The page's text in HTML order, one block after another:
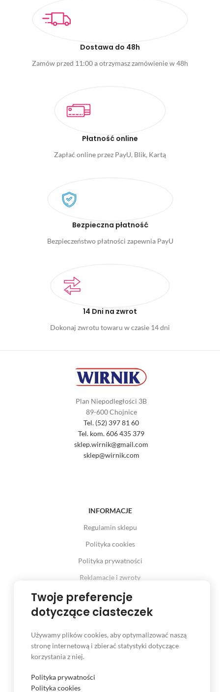
Dostawa do 48h
Zamów przed 11:00 a otrzymasz zamówienie w 48h
Płatność online
Zapłać online przez PayU, Blik, Kartą
Bezpieczna płatność
Bezpieczeństwo płatności zapewnia PayU
14 Dni na zwrot
Dokonaj zwrotu towaru w czasie 14 dni
Plan Niepodległości 3B
89-600 Chojnice
Tel. (52) 397 81 60
Tel. kom. 606 435 379
sklep.wirnik@gmail.com
sklep@wirnik.com
INFORMACJE
Regulamin sklepu
Polityka cookies
Polityka prywatności
Reklamacje i zwroty
Prawo odstąpienia od umowy
INFORMACJE
Twoje preferencje
dotyczące ciasteczek
Używamy plików cookies, aby optymalizować naszą
stronę internetową i zbierać statystyki dotyczące
korzystania z niej.
Polityka prywatności
Polityka cookies